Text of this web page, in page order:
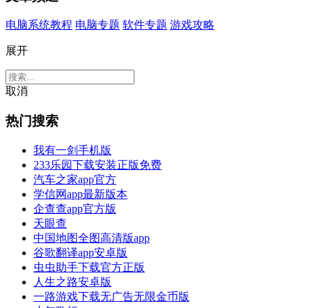
电脑系统教程 电脑专题 软件专题 游戏攻略
展开
取消
热门搜索
我有一剑手机版
233乐园下载安装正版免费
汽车之家app官方
学信网app最新版本
企查查app官方版
天眼查
中国地图全图高清版app
谷歌翻译app安卓版
虫虫助手下载官方正版
人生之路安卓版
一路游戏下载无广告无限金币版